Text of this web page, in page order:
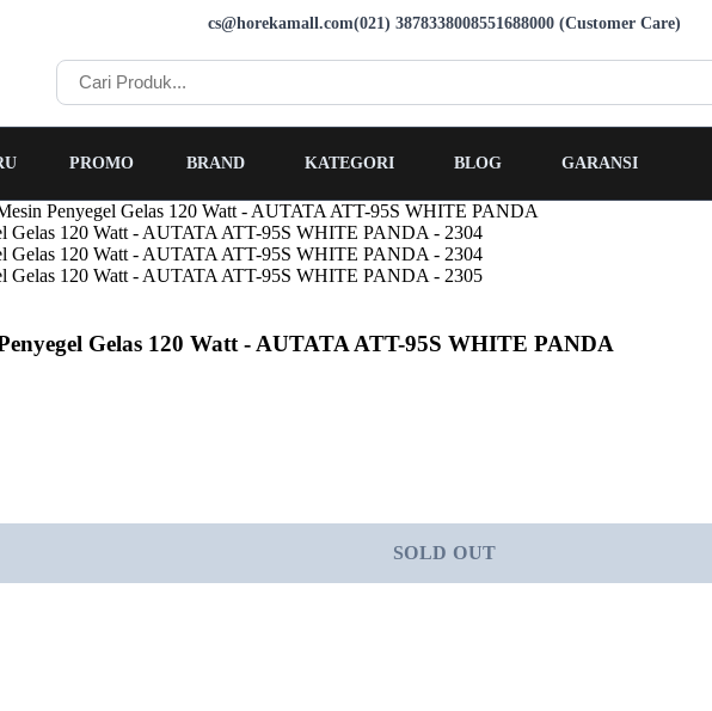
cs@horekamall.com(021) 3878338008551688000 (Customer Care)
PROMO BRAND KATEGORI BLOG GARANSI
Penyegel Gelas 120 Watt - AUTATA ATT-95S WHITE PANDA
Gelas 120 Watt - AUTATA ATT-95S WHITE PANDA
SOLD OUT